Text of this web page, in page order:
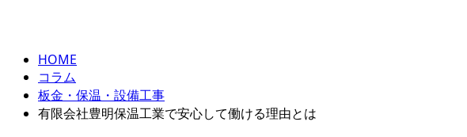
HOME
コラム
板金・保温・設備工事
有限会社豊明保温工業で安心して働ける理由とは